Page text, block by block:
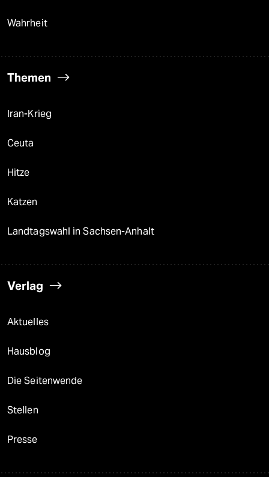
Wahrheit
Themen
Iran-Krieg
Ceuta
Hitze
Katzen
Landtagswahl in Sachsen-Anhalt
Verlag
Aktuelles
Hausblog
Die Seitenwende
Stellen
Presse